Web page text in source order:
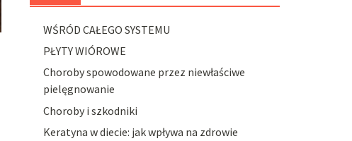
WŚRÓD CAŁEGO SYSTEMU
PŁYTY WIÓROWE
Choroby spowodowane przez niewłaściwe
pielęgnowanie
Choroby i szkodniki
Keratyna w diecie: jak wpływa na zdrowie